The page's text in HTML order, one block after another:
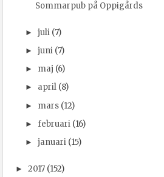
Sommarpub på Oppigårds
► juli (7)
► juni (7)
► maj (6)
► april (8)
► mars (12)
► februari (16)
► januari (15)
►2017 (152)